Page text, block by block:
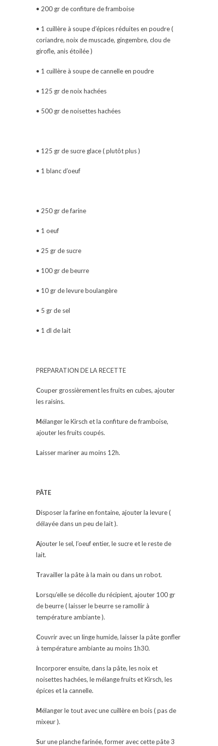
• 200 gr de confiture de framboise
• 1 cuillère à soupe d’épices réduites en poudre (
coriandre, noix de muscade, gingembre, clou de
girofle, anis étoilée )
• 1 cuillère à soupe de cannelle en poudre
• 125 gr de noix hachées
• 500 gr de noisettes hachées
• 125 gr de sucre glace ( plutôt plus )
• 1 blanc d’oeuf
• 250 gr de farine
• 1 oeuf
• 25 gr de sucre
• 100 gr de beurre
• 10 gr de levure boulangère
• 5 gr de sel
• 1 dl de lait
PREPARATION DE LA RECETTE
Couper grossièrement les fruits en cubes, ajouter
les raisins.
Mélanger le Kirsch et la confiture de framboise,
ajouter les fruits coupés.
Laisser mariner au moins 12h.
PÂTE
Disposer la farine en fontaine, ajouter la levure (
délayée dans un peu de lait ).
Ajouter le sel, l’oeuf entier, le sucre et le reste de
lait.
Travailler la pâte à la main ou dans un robot.
Lorsqu’elle se décolle du récipient, ajouter 100 gr
de beurre ( laisser le beurre se ramollir à
température ambiante ).
Couvrir avec un linge humide, laisser la pâte gonfler
à température ambiante au moins 1h30.
Incorporer ensuite, dans la pâte, les noix et
noisettes hachées, le mélange fruits et Kirsch, les
épices et la cannelle.
Mélanger le tout avec une cuillère en bois ( pas de
mixeur ).
Sur une planche farinée, former avec cette pâte 3